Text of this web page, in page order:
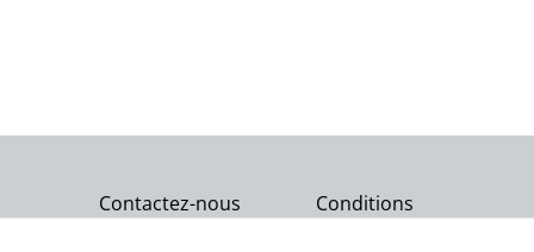
Contactez-nous
Conditions
Politique de
Politique de cookies